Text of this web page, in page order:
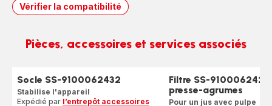
Vérifier la compatibilité
Pièces, accessoires et services associés
Socle SS-9100062432
Stabilise l'appareil
Expédié par l’entrepôt accessoires
Filtre SS-
presse-agrumes
Pour un jus avec pulpe